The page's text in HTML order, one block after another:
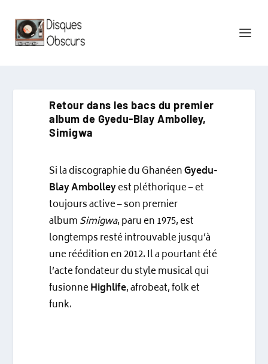
Retour dans les bacs du premier
album de Gyedu-Blay Ambolley,
Simigwa
Si la discographie du GhanéenGyedu-
Blay Ambolleyest pléthorique – et
toujours active – son premier
albumSimigwa, paru en 1975, est
longtemps resté introuvable jusqu’à
une réédition en 2012. Il a pourtant été
l’acte fondateur du style musical qui
fusionneHighlife, afrobeat, folk et
funk.